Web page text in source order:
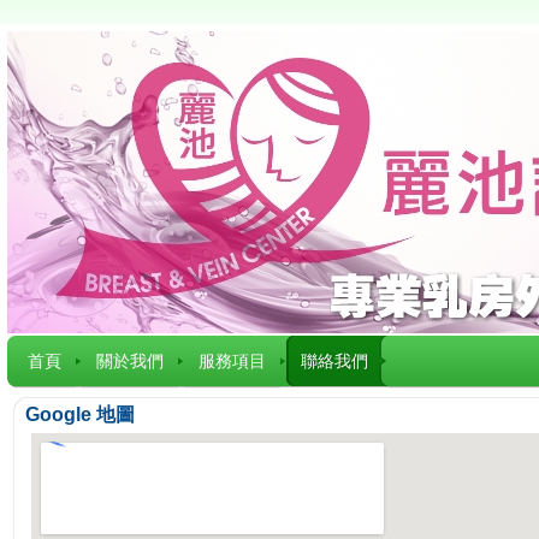
首頁 關於我們 服務項目 聯絡我們
Google 地圖